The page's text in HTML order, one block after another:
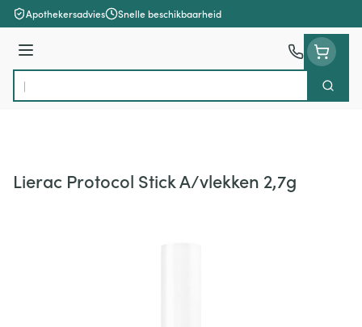
Ga naar de inhoud
Apothekersadvies Snelle beschikbaarheid
Menu
Product, merk, categorie...
Zoek
Lierac Protocol Stick A/vlekken 2,7g